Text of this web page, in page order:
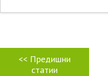
<< Предишни
статии